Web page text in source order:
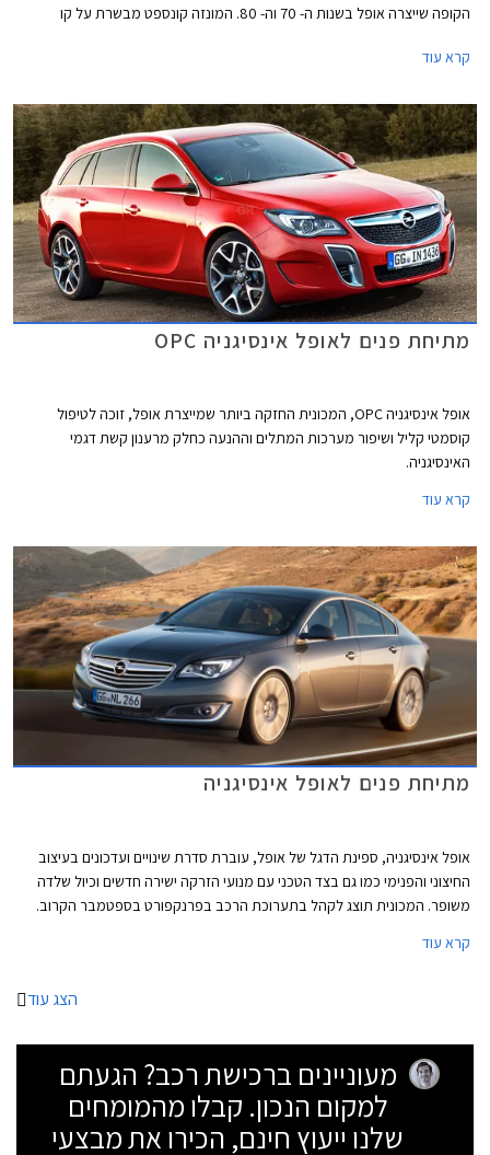
הקופה שייצרה אופל בשנות ה- 70 וה- 80. המונזה קונספט מבשרת על קו
קונספט ספורטיבי ועתידני כאשר הסממן הבולט ביותר הוא צמד הדלתות
להיעדרותה של קורה B.
קרא עוד
מתיחת פנים לאופל אינסיגניה OPC
אופל אינסיגניה OPC, המכונית החזקה ביותר שמייצרת אופל, זוכה לטיפול
קוסמטי קליל ושיפור מערכות המתלים וההנעה כחלק מרענון קשת דגמי
האינסיגניה.
קרא עוד
מתיחת פנים לאופל אינסיגניה
אופל אינסיגניה, ספינת הדגל של אופל, עוברת סדרת שינויים ועדכונים בעיצוב
החיצוני והפנימי כמו גם בצד הטכני עם מנועי הזרקה ישירה חדשים וכיול שלדה
משופר. המכונית תוצג לקהל בתערוכת הרכב בפרנקפורט בספטמבר הקרוב.
קרא עוד
הצג עוד
מעוניינים ברכישת רכב? הגעתם
למקום הנכון. קבלו מהמומחים
שלנו ייעוץ חינם, הכירו את מבצעי